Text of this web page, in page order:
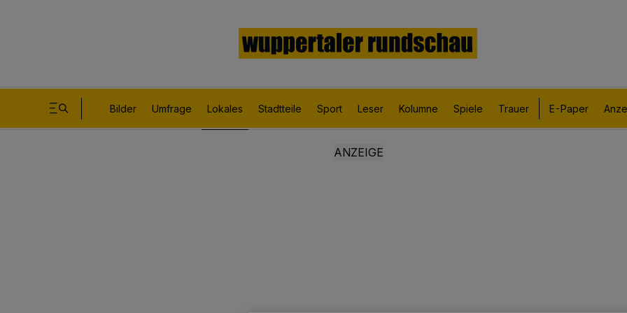
Bilder Umfrage Lokales Stadtteile Sport Leser Kolumne Spiele Trauer E-Paper